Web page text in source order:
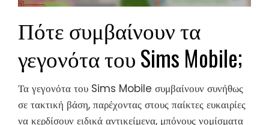
Πότε συμβαίνουν τα
γεγονότα του Sims Mobile;
Τα γεγονότα του Sims Mobile συμβαίνουν συνήθως
σε τακτική βάση, παρέχοντας στους παίκτες ευκαιρίες
να κερδίσουν ειδικά αντικείμενα, μπόνους νομίσματα